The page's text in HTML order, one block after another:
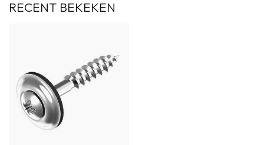
RECENT BEKEKEN